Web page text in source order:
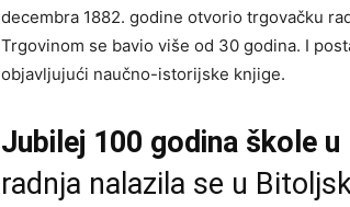
decembra 1882. godine otvorio trgovačku
Trgovinom se bavio više od 30 godina. I
objavljujući naučno-istorijske knjige.
Jubilej 100 godina škole u
radnja nalazila se u